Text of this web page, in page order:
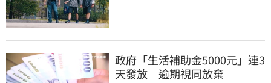
政府「生活補助金5000元」連3
天發放 逾期視同放棄